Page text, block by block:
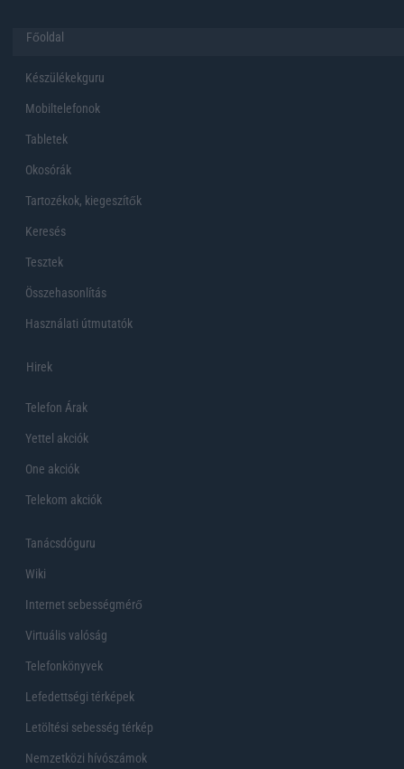
Főoldal
Készülékekguru
Mobiltelefonok
Tabletek
Okosórák
Tartozékok, kiegeszítők
Keresés
Tesztek
Összehasonlítás
Használati útmutatók
Hirek
Telefon Árak
Yettel akciók
One akciók
Telekom akciók
Tanácsdóguru
Wiki
Internet sebességmérő
Virtuális valóság
Telefonkönyvek
Lefedettségi térképek
Letöltési sebesség térkép
Nemzetközi hívószámok